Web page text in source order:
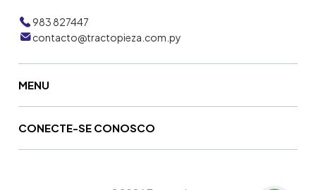
983 827447
contacto@tractopieza.com.py
MENU
CONECTE-SE CONOSCO